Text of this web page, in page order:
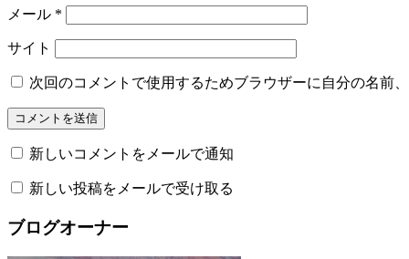
メール *
サイト
次回のコメントで使用するためブラウザーに自分の名前
新しいコメントをメールで通知
新しい投稿をメールで受け取る
ブログオーナー